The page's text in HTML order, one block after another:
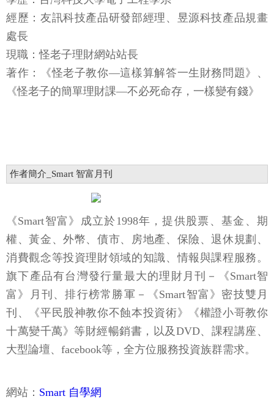
經歷：友訊科技產品研發部經理、昱源科技產品規畫
處長
現職：怪老子理財網站站長
著作：《怪老子教你—這樣算解答一生財務問題》、
《怪老子的簡單理財課—不必死命存，一樣變有錢》
作者簡介_Smart 智富月刊
《Smart智富》成立於1998年，提供股票、基金、期
權、黃金、外幣、債市、房地產、保險、退休規劃、
消費觀念等投資理財領域的知識、情報與課程服務。
旗下產品有台灣發行量最大的理財月刊－《Smart智
富》月刊、排行榜常勝軍－《Smart智富》密技雙月
刊、《平民股神教你不蝕本投資術》《權證小哥教你
十萬變千萬》等財經暢銷書，以及DVD、課程講座、
大型論壇、facebook等，全方位服務投資族群需求。
網站： Smart 自學網